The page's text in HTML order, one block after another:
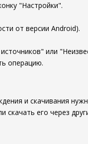
"Настройки".
от версии Android).
или
операцию.
и скачивания
его через